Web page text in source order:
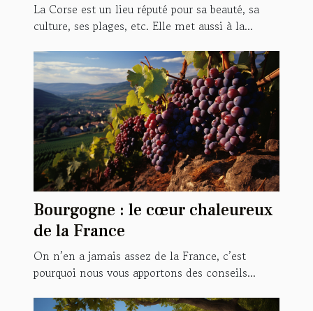
La Corse est un lieu réputé pour sa beauté, sa
culture, ses plages, etc. Elle met aussi à la...
Bourgogne : le cœur chaleureux
de la France
On n’en a jamais assez de la France, c’est
pourquoi nous vous apportons des conseils...